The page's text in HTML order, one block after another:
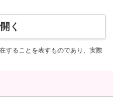
く
することを表すものであり、実際